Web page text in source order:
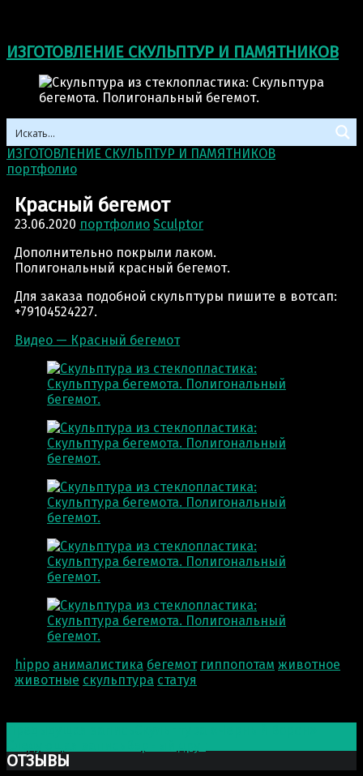
ИЗГОТОВЛЕНИЕ СКУЛЬПТУР И ПАМЯТНИКОВ
ИЗГОТОВЛЕНИЕ СКУЛЬПТУР И ПАМЯТНИКОВ
портфолио
Красный бегемот
23.06.2020 портфолио Sculptor
Дополнительно покрыли лаком.
Полигональный красный бегемот.
Для заказа подобной скульптуры пишите в вотсап:
+79104524227.
Видео — Красный бегемот
hippo анималистика бегемот гиппопотам животное
животные скульптура статуя
ОТЗЫВЫ